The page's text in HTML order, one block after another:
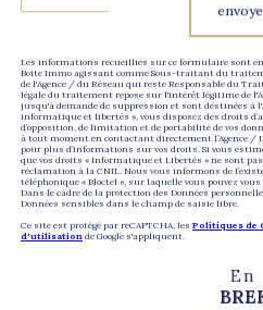
Les informations recueillies sur ce formulaire sont
Boite Immo agissant comme Sous-traitant du
de l'Agence / du Réseau qui reste Responsable du
légale du traitement repose sur l'intérêt légitime de
jusqu'à demande de suppression et sont destinées à
informatique et libertés », vous disposez des droits
d’opposition, de limitation et de portabilité de vos
à tout moment en contactant directement l’Agence /
pour plus d’informations sur vos droits. Si vous
que vos droits « Informatique et Libertés » ne sont
réclamation à la CNIL. Nous vous informons de
téléphonique « Bloctel », sur laquelle vous pouvez
Dans le cadre de la protection des Données
Données sensibles dans le champ de saisie libre.
Ce site est protégé par reCAPTCHA, les Politiques de
d'utilisation de Google s'appliquent.
En